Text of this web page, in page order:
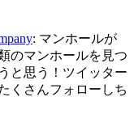
: マンホールが
のマンホールを見つ
と思う！ツイッター
くさんフォローしち